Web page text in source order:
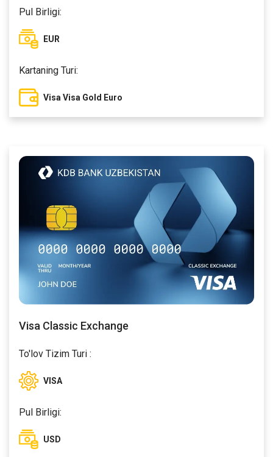
Pul Birligi:
EUR
Kartaning Turi:
Visa Visa Gold Euro
Visa Classic Exchange
To'lov Tizim Turi :
VISA
Pul Birligi:
USD